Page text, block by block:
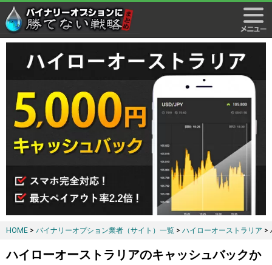
HOME > バイナリーオプション業者（サイト）一覧 > ハイローオーストラリア >
ハイローオーストラリアのキャッシュバックか